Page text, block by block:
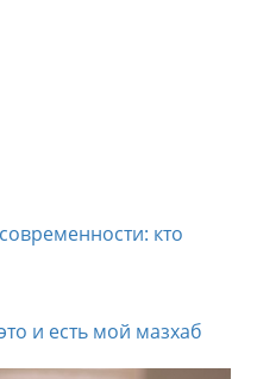
кто
и есть мой мазхаб